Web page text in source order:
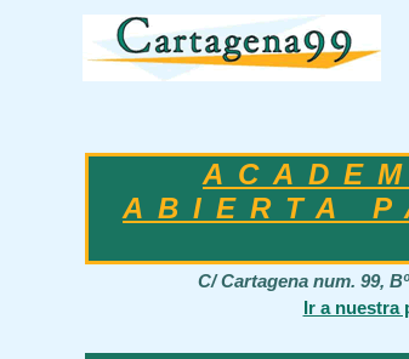
ABIERTA
C/ Cartagena num. 99,
Ir a nuestra